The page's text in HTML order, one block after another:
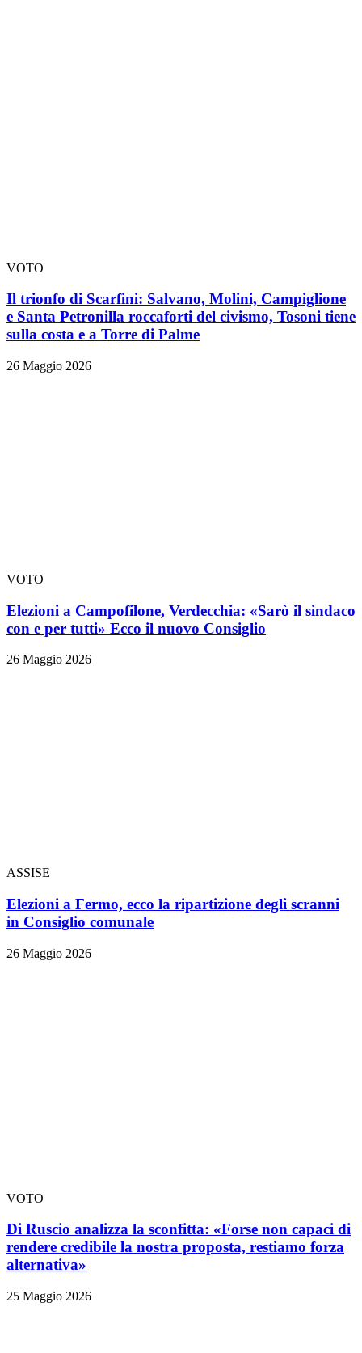
VOTO
Il trionfo di Scarfini: Salvano, Molini, Campiglione
e Santa Petronilla roccaforti del civismo, Tosoni tiene
sulla costa e a Torre di Palme
26 Maggio 2026
VOTO
Elezioni a Campofilone, Verdecchia: «Sarò il sindaco
con e per tutti» Ecco il nuovo Consiglio
26 Maggio 2026
ASSISE
Elezioni a Fermo, ecco la ripartizione degli scranni
in Consiglio comunale
26 Maggio 2026
VOTO
Di Ruscio analizza la sconfitta: «Forse non capaci di
rendere credibile la nostra proposta, restiamo forza
alternativa»
25 Maggio 2026